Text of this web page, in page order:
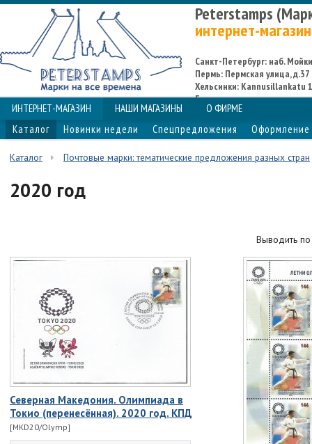
Peterstamps
интернет-магазин
Санкт-Петербург: наб.
Пермь: Пермская улица, д.37
Хельсинки: Kannusillankatu
Espoo
ИНТЕРНЕТ-МАГАЗИН НАШИ МАГАЗИНЫ
О ФИРМЕ
Каталог
Новинки недели Спецпредложения Оформление
Каталог Почтовые марки: тематические предложения разных стран
2020 год
Выводить
Северная Македония. Олимпиада в
Токио (перенесённая). 2020 год. КПД
[MKD20/Olymp]